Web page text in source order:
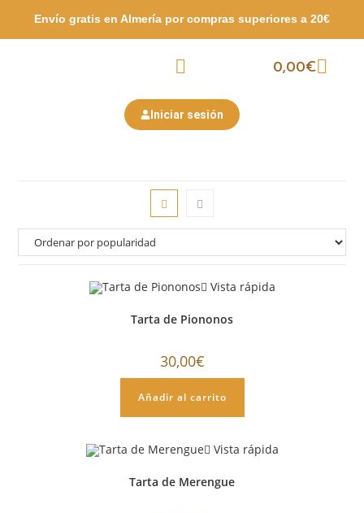
Envío gratis en Almería por compras superiores a 20€
0,00€
Iniciar sesión
Vista rápida
Tarta de Piononos
30,00€
Añadir al carrito
Vista rápida
Tarta de Merengue